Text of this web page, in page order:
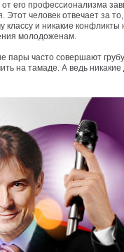
его профессионализма
Этот человек отвечает за
классу и никакие конфликты
молодоженам.
пары часто совершают
на тамаде. А ведь